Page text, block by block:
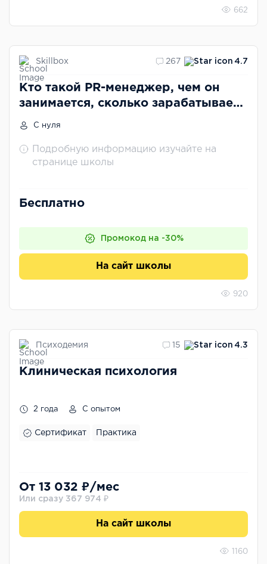
662
Skillbox 267 4.7
Кто такой PR-менеджер, чем он
занимается, сколько зарабатывает
С нуля
Подробную информацию изучайте на
странице школы
Бесплатно
Промокод на -30%
На сайт школы
920
Психодемия 15 4.3
Клиническая психология
2 года С опытом
Сертификат Практика
От 13 032 ₽/мес
Или сразу 367 974 ₽
На сайт школы
1160